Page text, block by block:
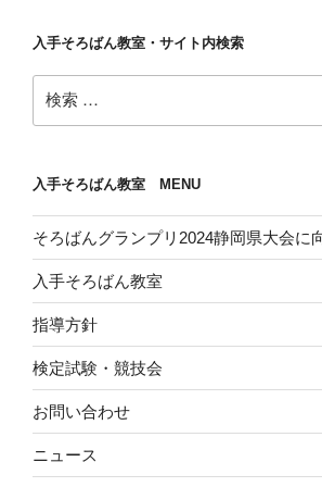
入手そろばん教室・サイト内検索
索:
入手そろばん教室 MENU
そろばんグランプリ2024静岡県大会に
入手そろばん教室
指導方針
検定試験・競技会
お問い合わせ
ニュース